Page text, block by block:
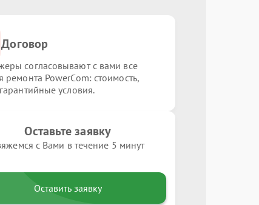
Договор
согласовывают с вами все
ремонта PowerCom: стоимость,
условия.
Оставьте заявку
с Вами в течение 5 минут
Оставить заявку